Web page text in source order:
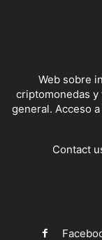
Web sobre
criptomonedas y
general. Acceso
Contact